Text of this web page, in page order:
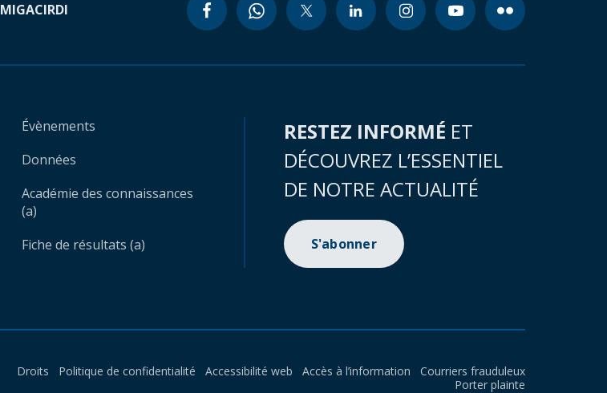
MIGACIRDI
Évènements
Données
Académie des connaissances
(a)
Fiche de résultats (a)
RESTEZ INFORMÉ ET
DÉCOUVREZ L’ESSENTIEL
DE NOTRE ACTUALITÉ
S'abonner
Droits Politique de confidentialité Accessibilité web Accès à l’information
Courriers frauduleux
Porter plainte